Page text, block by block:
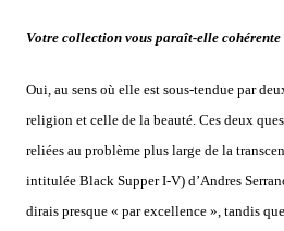
Votre collection vous paraît-elle cohérente
Oui, au sens où elle est sous-tendue par
religion et celle de la beauté. Ces deux
reliées au problème plus large de la
intitulée Black Supper I-V) d’Andres
dirais presque « par excellence », tandis